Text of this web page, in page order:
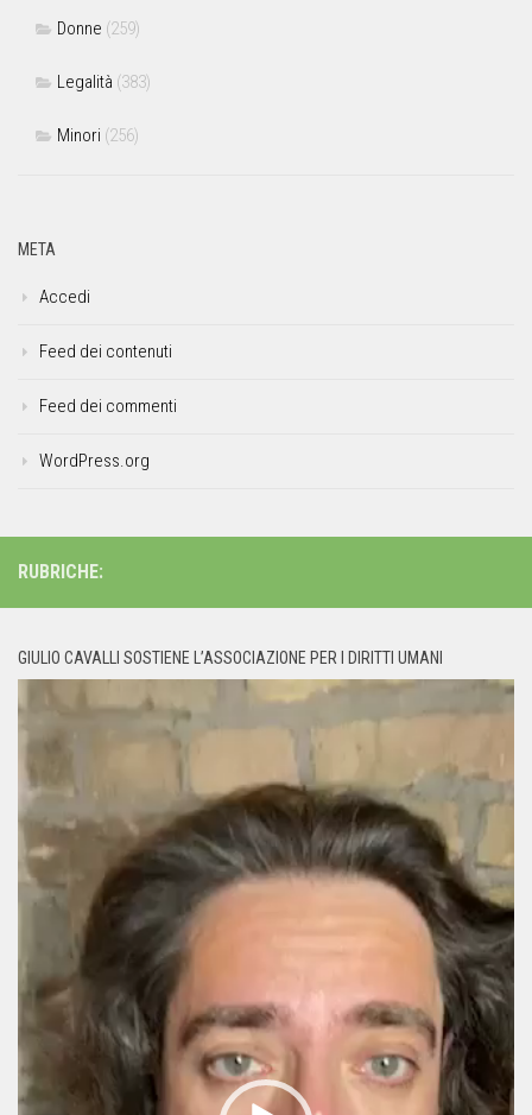
Donne (259)
Legalità (383)
Minori (256)
META
Accedi
Feed dei contenuti
Feed dei commenti
WordPress.org
RUBRICHE:
GIULIO CAVALLI SOSTIENE L’ASSOCIAZIONE PER I DIRITTI UMANI